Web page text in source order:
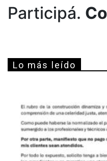
Participá.
Lo más leído